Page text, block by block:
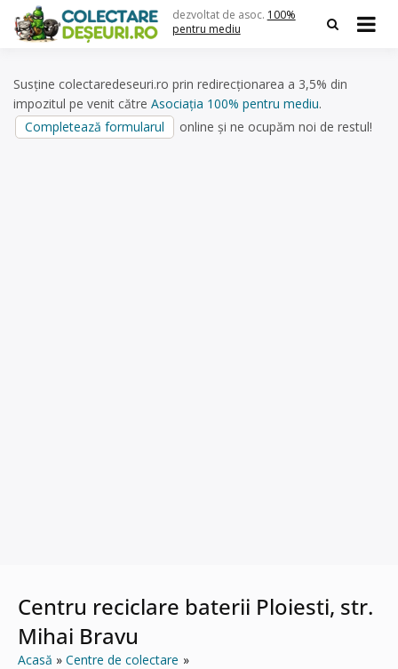
content
dezvoltat de asoc. 100%
pentru mediu
Susține colectaredeseuri.ro prin redirecționarea a 3,5% din
impozitul pe venit către Asociația 100% pentru mediu.
Completează formularul
online și ne ocupăm noi de restul!
Centru reciclare baterii Ploiesti, str.
Mihai Bravu
Acasă
Centre de colectare